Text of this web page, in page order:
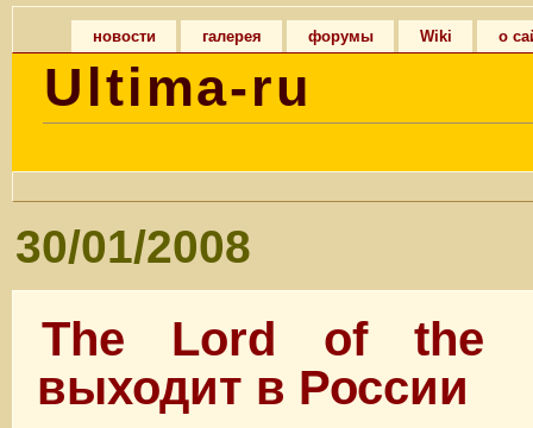
новости галерея форумы Wiki о
Ultima-ru
30/01/2008
The Lord of the
выходит в России